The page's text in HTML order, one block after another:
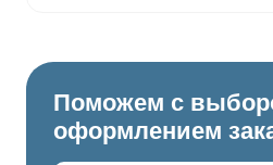
Поможем с
оформлением